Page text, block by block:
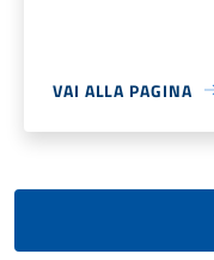
VAI ALLA PAGINA